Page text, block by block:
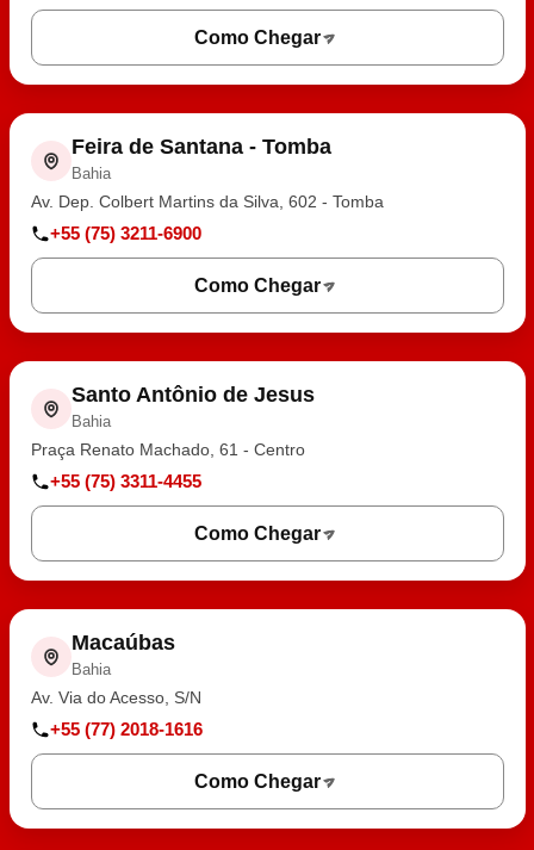
Como Chegar
Feira de Santana - Tomba
Bahia
Av. Dep. Colbert Martins da Silva, 602 - Tomba
+55 (75) 3211-6900
Como Chegar
Santo Antônio de Jesus
Bahia
Praça Renato Machado, 61 - Centro
+55 (75) 3311-4455
Como Chegar
Macaúbas
Bahia
Av. Via do Acesso, S/N
+55 (77) 2018-1616
Como Chegar